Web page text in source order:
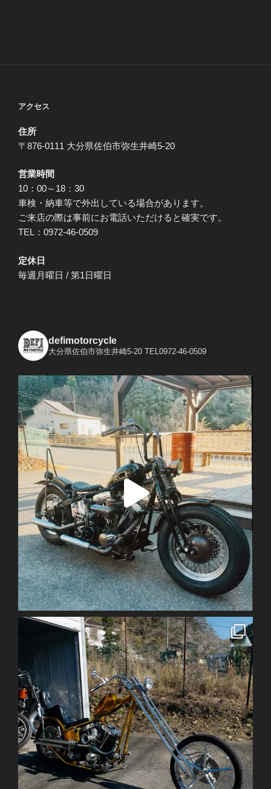
アクセス
住所
〒876-0111 大分県佐伯市弥生井崎5-20
営業時間
10：00～18：30
車検・納車等で外出している場合があります。
ご来店の際は事前にお電話いただけると確実です。
TEL：0972-46-0509
定休日
毎週月曜日 / 第1日曜日
defimotorcycle
大分県佐伯市弥生井崎5-20 TEL0972-46-0509